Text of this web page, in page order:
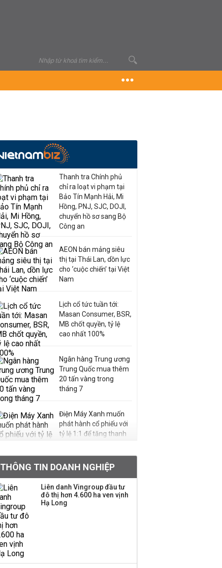
Thanh tra Chính phủ
chỉ ra loạt vi phạm tại
Bảo Tín Mạnh Hải, Mi
Hồng, PNJ, SJC, DOJI,
chuyển hồ sơ sang Bộ
Công an
AEON bán mảng siêu
thị tại Thái Lan, dồn lực
cho ‘cuộc chiến’ tại Việt
Nam
Lịch cổ tức tuần tới:
Masan Consumer, BSR,
MB chốt quyền, tỷ lệ
cao nhất 100%
Ngân hàng Trung ương
Trung Quốc mua thêm
20 tấn vàng trong
tháng 7
Điện Máy Xanh muốn
phát hành cổ phiếu với
tỷ lệ 1:1 để tăng thanh
Sau nhịp điều chỉnh
mạnh, CTCK nhìn thấy
cơ hội ở nhóm cổ phiếu
nào?
hàng
THÔNG TIN DOANH NGHIỆP
Liên danh Vingroup đầu tư
đô thị hơn 4.600 ha ven vịnh
Hạ Long